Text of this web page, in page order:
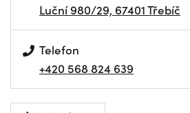
Luční 980/29, 67401 Třebíč
Telefon
+420 568 824 639